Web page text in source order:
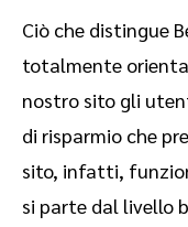
Ciò che distingue
totalmente
nostro sito gli
di risparmio che
sito, infatti,
si parte dal livello